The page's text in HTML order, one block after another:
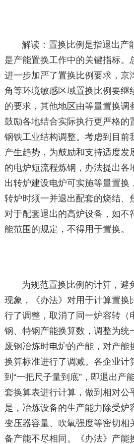
解读：置换比例是指退出产
是产能置换工作中的关键指标。
进一步加严了置换比例要求，京
角等环境敏感区域置换比例要继
的要求，其他地区由等量置换调
鼓励各地结合实际执行更严格的
钢铁工业结构调整。考虑到目前
产生趋势，为鼓励和支持适度发
的电炉短流程炼钢，办法提出各
出转炉建设电炉可实施等量置换
转炉时须一并退出配套的烧结、
对于配套退出的高炉设备，如不
能范围的规定，不得用于置换。
为规范置换比例的计算，避
现象，《办法》对用于计算置换
行了调整，取消了同一炉容转（
钢、特钢产能换算数，调整为统
废钢冶炼时电炉的产能，对产能
换算标准进行了调减。各企业计
到“一把尺子量到底”，即退出产
套换算表进行计算，做到相对公
是，冶炼设备的生产能力除受炉
变压器容量、吹氧强度等密切相
备产能不尽相同。《办法》产能